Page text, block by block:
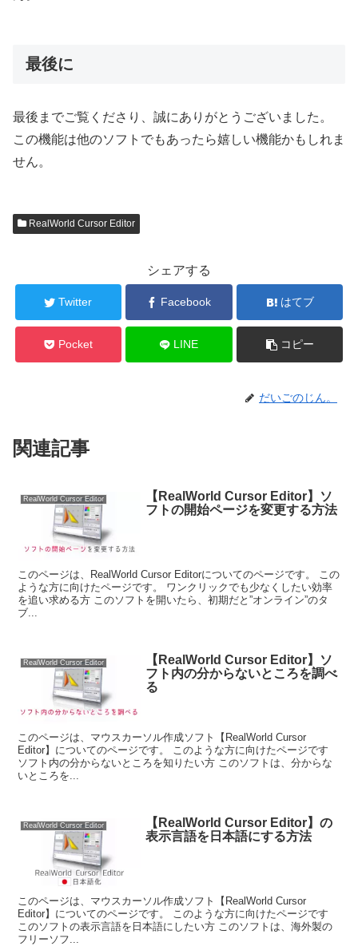
最後に
最後までご覧くださり、誠にありがとうございました。
この機能は他のソフトでもあったら嬉しい機能かもしれま
せん。
RealWorld Cursor Editor
シェアする
Twitter Facebook はてブ
Pocket LINE コピー
だいごのじん。
関連記事
RealWorld Cursor Editor
【RealWorld Cursor Editor】ソ
フトの開始ページを変更する方法
このページは、RealWorld Cursor Editorについてのページです。 この
ような方に向けたページです。 ワンクリックでも少なくしたい効率
を追い求める方 このソフトを開いたら、初期だと”オンライン”のタ
ブ...
RealWorld Cursor Editor
【RealWorld Cursor Editor】ソ
フト内の分からないところを調べ
る
このページは、マウスカーソル作成ソフト【RealWorld Cursor
Editor】についてのページです。 このような方に向けたページです
ソフト内の分からないところを知りたい方 このソフトは、分からな
いところを...
RealWorld Cursor Editor
【RealWorld Cursor Editor】の
表示言語を日本語にする方法
このページは、マウスカーソル作成ソフト【RealWorld Cursor
Editor】についてのページです。 このような方に向けたページです
このソフトの表示言語を日本語にしたい方 このソフトは、海外製の
フリーソフ...